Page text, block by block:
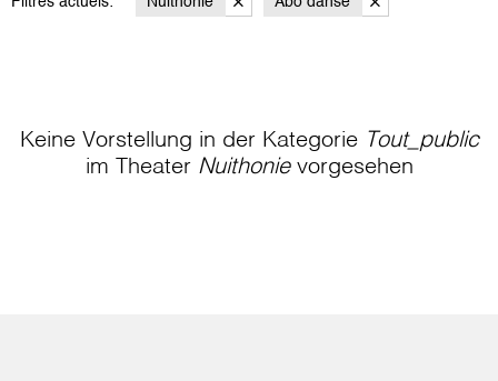
Keine Vorstellung in der Kategorie Tout_public
im Theater Nuithonievorgesehen